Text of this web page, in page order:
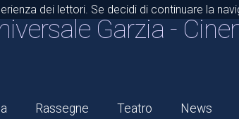
Garzia-
Rassegne Teatro News
dei lettori. Se decidi di continuare la